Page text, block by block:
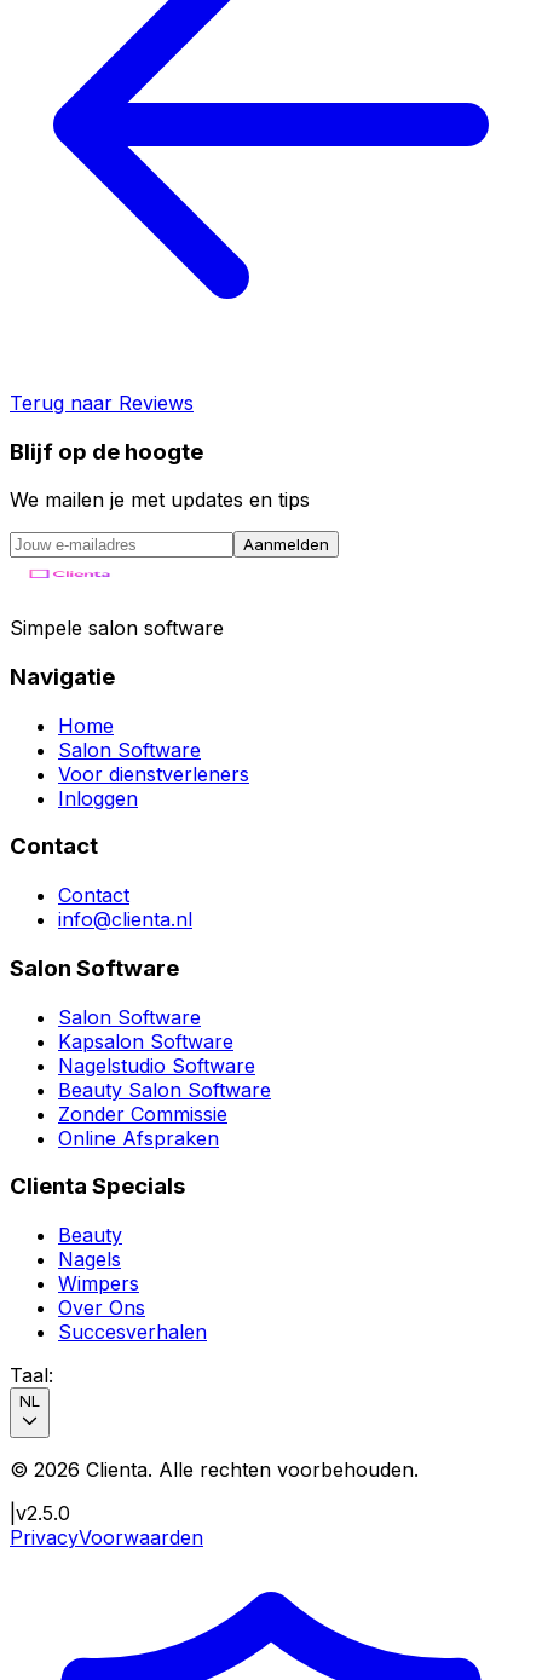
Terug naar Reviews
Blijf op de hoogte
We mailen je met updates en tips
Aanmelden
Simpele salon software
Navigatie
Home
Salon Software
Voor dienstverleners
Inloggen
Contact
Contact
info@clienta.nl
Salon Software
Salon Software
Kapsalon Software
Nagelstudio Software
Beauty Salon Software
Zonder Commissie
Online Afspraken
Clienta Specials
Beauty
Nagels
Wimpers
Over Ons
Succesverhalen
Taal:
NL
© 2026 Clienta. Alle rechten voorbehouden.
v2.5.0
PrivacyVoorwaarden